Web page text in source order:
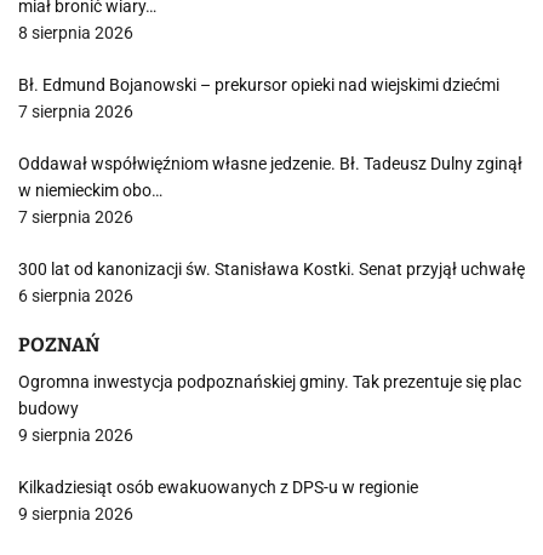
miał bronić wiary…
8 sierpnia 2026
Bł. Edmund Bojanowski – prekursor opieki nad wiejskimi dziećmi
7 sierpnia 2026
Oddawał współwięźniom własne jedzenie. Bł. Tadeusz Dulny zginął
w niemieckim obo…
7 sierpnia 2026
300 lat od kanonizacji św. Stanisława Kostki. Senat przyjął uchwałę
6 sierpnia 2026
POZNAŃ
Ogromna inwestycja podpoznańskiej gminy. Tak prezentuje się plac
budowy
9 sierpnia 2026
Kilkadziesiąt osób ewakuowanych z DPS-u w regionie
9 sierpnia 2026